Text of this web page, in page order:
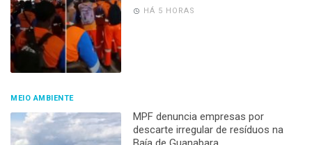
HÁ 5 HORAS
MEIO AMBIENTE
MPF denuncia empresas por
descarte irregular de resíduos na